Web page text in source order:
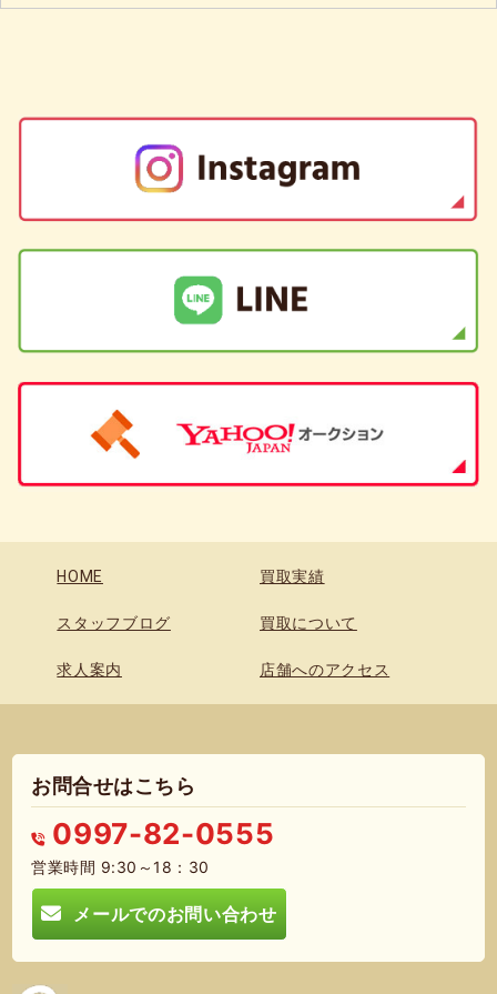
HOME 買取実績
スタッフブログ 買取について
求人案内 店舗へのアクセス
お問合せはこちら
0997-82-0555
営業時間 9:30～18：30
メールでのお問い合わせ